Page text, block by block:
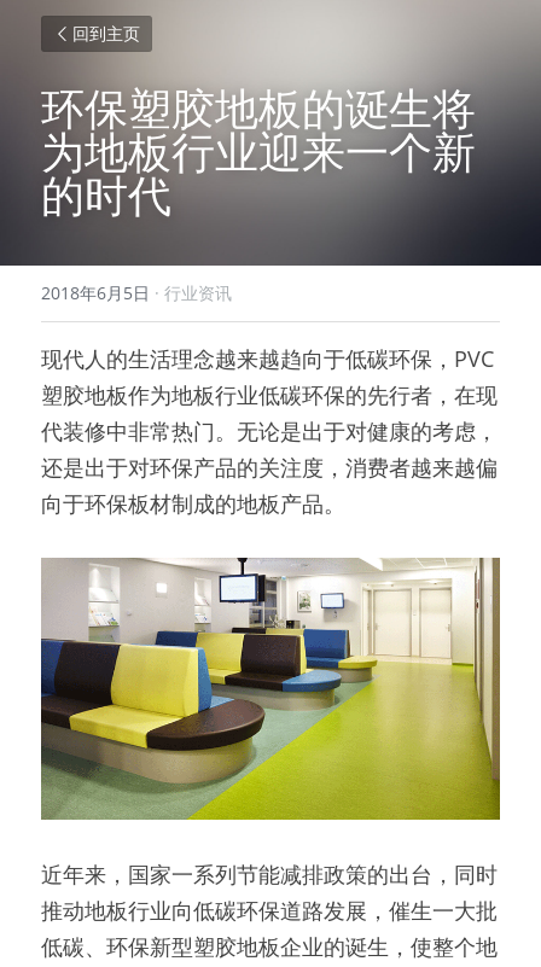
回到主页
环保塑胶地板的诞生将
为地板行业迎来一个新
的时代
2018年6月5日 · 行业资讯
现代人的生活理念越来越趋向于低碳环保，PVC
塑胶地板作为地板行业低碳环保的先行者，在现
代装修中非常热门。无论是出于对健康的考虑，
还是出于对环保产品的关注度，消费者越来越偏
向于环保板材制成的地板产品。
近年来，国家一系列节能减排政策的出台，同时
推动地板行业向低碳环保道路发展，催生一大批
低碳、环保新型塑胶地板企业的诞生，使整个地